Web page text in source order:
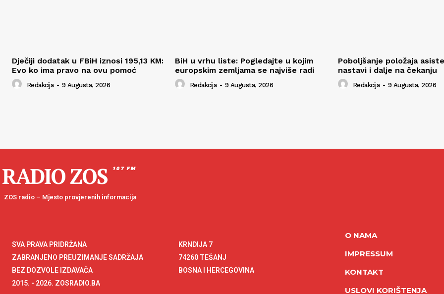
Dječiji dodatak u FBiH iznosi 195,13 KM:
Evo ko ima pravo na ovu pomoć
Redakcija - 9 Augusta, 2026
BiH u vrhu liste: Pogledajte u kojim
europskim zemljama se najviše radi
Redakcija - 9 Augusta, 2026
Poboljšanje položaja
nastavi i dalje na čekanju
Redakcija - 9 Augusta, 2026
RADIO ZOS 107 FM
ZOS radio – Mjesto provjerenih informacija
SVA PRAVA PRIDRŽANA
ZABRANJENO PREUZIMANJE SADRŽAJA
BEZ DOZVOLE IZDAVAČA
2015. - 2026. ZOSRADIO.BA
KRNDIJA 7
74260 TEŠANJ
BOSNA I HERCEGOVINA
O NAMA
IMPRESSUM
KONTAKT
USLOVI KORIŠTENJA